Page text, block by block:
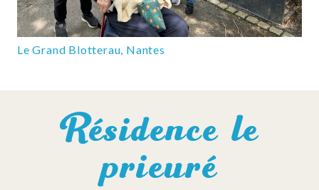
Le Grand Blotterau, Nantes
Résidence le
prieuré